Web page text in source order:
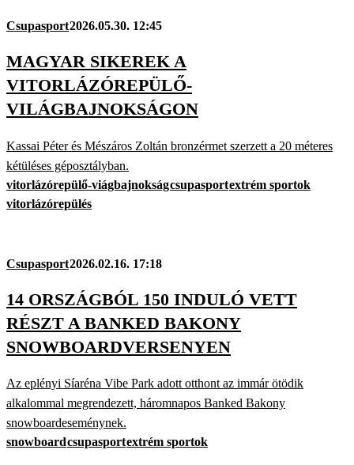
Csupasport2026.05.30. 12:45
MAGYAR SIKEREK A
VITORLÁZÓREPÜLŐ-
VILÁGBAJNOKSÁGON
Kassai Péter és Mészáros Zoltán bronzérmet szerzett a 20 méteres
kétüléses géposztályban.
vitorlázórepülő-viágbajnokságcsupasportextrém sportok
vitorlázórepülés
Csupasport2026.02.16. 17:18
14 ORSZÁGBÓL 150 INDULÓ VETT
RÉSZT A BANKED BAKONY
SNOWBOARDVERSENYEN
Az eplényi Síaréna Vibe Park adott otthont az immár ötödik
alkalommal megrendezett, háromnapos Banked Bakony
snowboardeseménynek.
snowboardcsupasportextrém sportok